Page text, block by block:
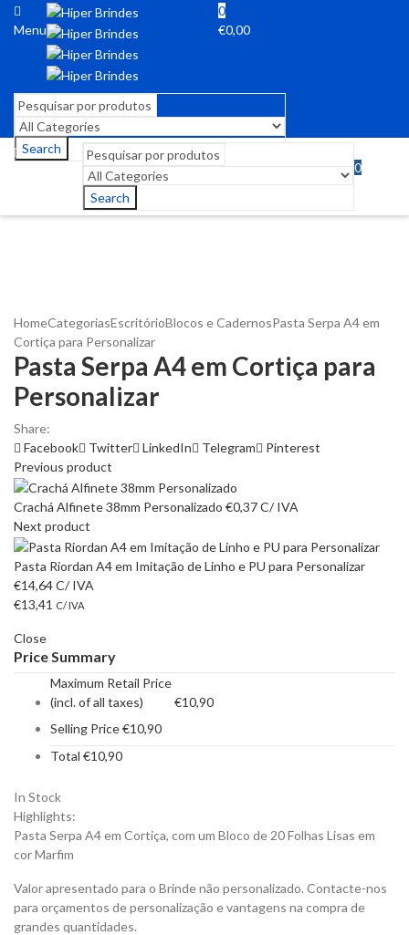
Menu
0
€0,00
Search
Search
0
HomeCategoriasEscritórioBlocos e CadernosPasta Serpa A4 em
Cortiça para Personalizar
Pasta Serpa A4 em Cortiça para
Personalizar
Share:
Facebook
Twitter LinkedIn Telegram
Pinterest
Previous product
Crachá Alfinete 38mm Personalizado €0,37C/ IVA
Next product
Pasta Riordan A4 em Imitação de Linho e PU para Personalizar
€14,64C/ IVA
€13,41 C/ IVA
Close
Price Summary
Maximum Retail Price
(incl. of all taxes)
€10,90
Selling Price€10,90
Total €10,90
In Stock
Highlights:
Pasta Serpa A4 em Cortiça, com um Bloco de 20 Folhas Lisas em
cor Marfim
Valor apresentado para o Brinde não personalizado. Contacte-nos
para orçamentos de personalização e vantagens na compra de
grandes quantidades.